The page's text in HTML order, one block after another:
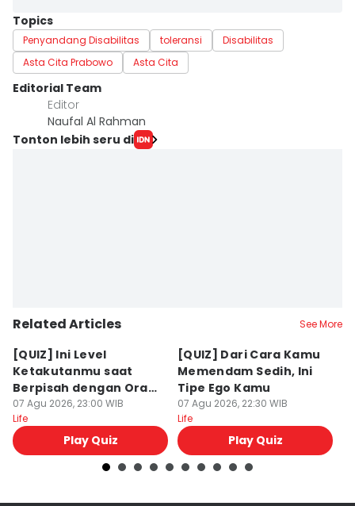
Topics
Penyandang Disabilitas toleransi
Disabilitas
Asta Cita Prabowo
Asta Cita
Editorial Team
Editor
Naufal Al Rahman
Tonton lebih seru di
Related Articles See More
[QUIZ] Ini Level
Ketakutanmu saat
Berpisah dengan Orang
Lain
07 Agu 2026, 23:00 WIB
Life
Play Quiz
[QUIZ] Dari Cara Kamu
Memendam Sedih, Ini
Tipe Ego Kamu
07 Agu 2026, 22:30 WIB
Life
Play Quiz